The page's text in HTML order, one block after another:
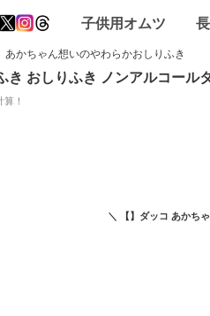
子供用オムツ
あかちゃん想いのやわらかおしりふき
き おしりふき ノンアルコール
！
＼ 【】ダッコ あかち